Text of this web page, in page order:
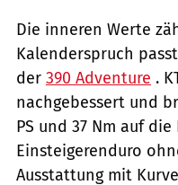
Die inneren Werte
Kalenderspruch
der 390 Adventure .
nachgebessert und
PS und 37 Nm auf
Einsteigerenduro
Ausstattung mit